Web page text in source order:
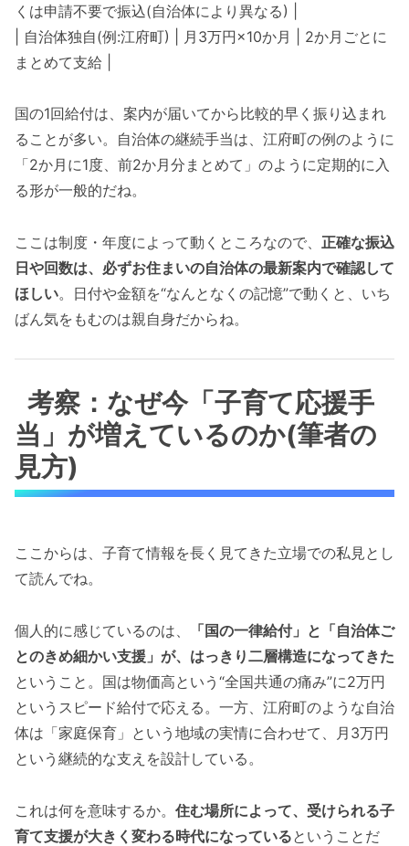
くは申請不要で振込(自治体により異なる) |
| 自治体独自(例:江府町) | 月3万円×10か月 | 2か月ごとに
まとめて支給 |
国の1回給付は、案内が届いてから比較的早く振り込まれ
ることが多い。自治体の継続手当は、江府町の例のように
「2か月に1度、前2か月分まとめて」のように定期的に入
る形が一般的だね。
ここは制度・年度によって動くところなので、 正確な振込
日や回数は、必ずお住まいの自治体の最新案内で確認して
ほしい。日付や金額を“なんとなくの記憶”で動くと、いち
ばん気をもむのは親自身だからね。
考察：なぜ今「子育て応援手
当」が増えているのか(筆者の
見方)
ここからは、子育て情報を長く見てきた立場での私見とし
て読んでね。
個人的に感じているのは、
「国の一律給付」と「自治体ご
とのきめ細かい支援」が、はっきり二層構造になってきた
ということ。国は物価高という“全国共通の痛み”に2万円
というスピード給付で応える。一方、江府町のような自治
体は「家庭保育」という地域の実情に合わせて、月3万円
という継続的な支えを設計している。
これは何を意味するか。 住む場所によって、受けられる子
育て支援が大きく変わる時代になっているということだ